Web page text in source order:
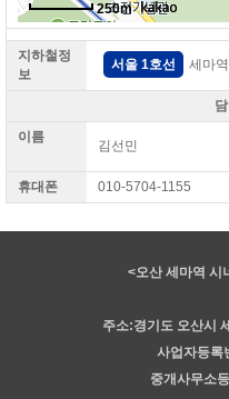
250m
지하철정
보
서울 1호선 세마
이름
김선민
휴대폰
010-5704-1155
<오산 세마역 시
주소:경기도 오산시
사업자등록
중개사무소